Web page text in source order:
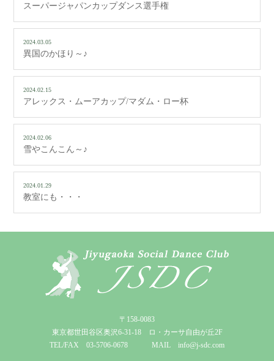
スーパージャパンカップダンス選手権
2024.03.05
異国のかほり～♪
2024.02.15
アレックス・ムーアカップ/マダム・ロー杯
2024.02.06
雪やこんこん～♪
2024.01.29
教室にも・・・
〒158-0083
東京都世田谷区奥沢6-31-18 ロ・カーサ自由が丘2F
TEL/FAX 03-5706-0678 MAIL info@j-sdc.com